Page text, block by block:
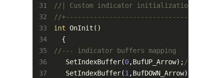
//| Custom indicator initialization
//
int OnInit()
//--- indicator buffers mapping
   SetIndexBuffer(
0,BufUP_Arrow); //インデッ
   SetIndexBuffer(
1,BufDOWN_Arrow);